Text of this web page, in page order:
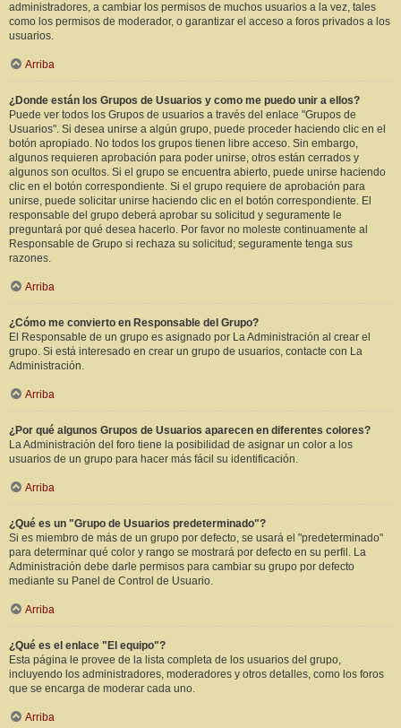
administradores, a cambiar los permisos de muchos usuarios a la vez, tales
como los permisos de moderador, o garantizar el acceso a foros privados a los
usuarios.
Arriba
¿Donde están los Grupos de Usuarios y como me puedo unir a ellos?
Puede ver todos los Grupos de usuarios a través del enlace "Grupos de
Usuarios". Si desea unirse a algún grupo, puede proceder haciendo clic en el
botón apropiado. No todos los grupos tienen libre acceso. Sin embargo,
algunos requieren aprobación para poder unirse, otros están cerrados y
algunos son ocultos. Si el grupo se encuentra abierto, puede unirse haciendo
clic en el botón correspondiente. Si el grupo requiere de aprobación para
unirse, puede solicitar unirse haciendo clic en el botón correspondiente. El
responsable del grupo deberá aprobar su solicitud y seguramente le
preguntará por qué desea hacerlo. Por favor no moleste continuamente al
Responsable de Grupo si rechaza su solicitud; seguramente tenga sus
razones.
Arriba
¿Cómo me convierto en Responsable del Grupo?
El Responsable de un grupo es asignado por La Administración al crear el
grupo. Si está interesado en crear un grupo de usuarios, contacte con La
Administración.
Arriba
¿Por qué algunos Grupos de Usuarios aparecen en diferentes colores?
La Administración del foro tiene la posibilidad de asignar un color a los
usuarios de un grupo para hacer más fácil su identificación.
Arriba
¿Qué es un "Grupo de Usuarios predeterminado"?
Si es miembro de más de un grupo por defecto, se usará el "predeterminado"
para determinar qué color y rango se mostrará por defecto en su perfil. La
Administración debe darle permisos para cambiar su grupo por defecto
mediante su Panel de Control de Usuario.
Arriba
¿Qué es el enlace "El equipo"?
Esta página le provee de la lista completa de los usuarios del grupo,
incluyendo los administradores, moderadores y otros detalles, como los foros
que se encarga de moderar cada uno.
Arriba